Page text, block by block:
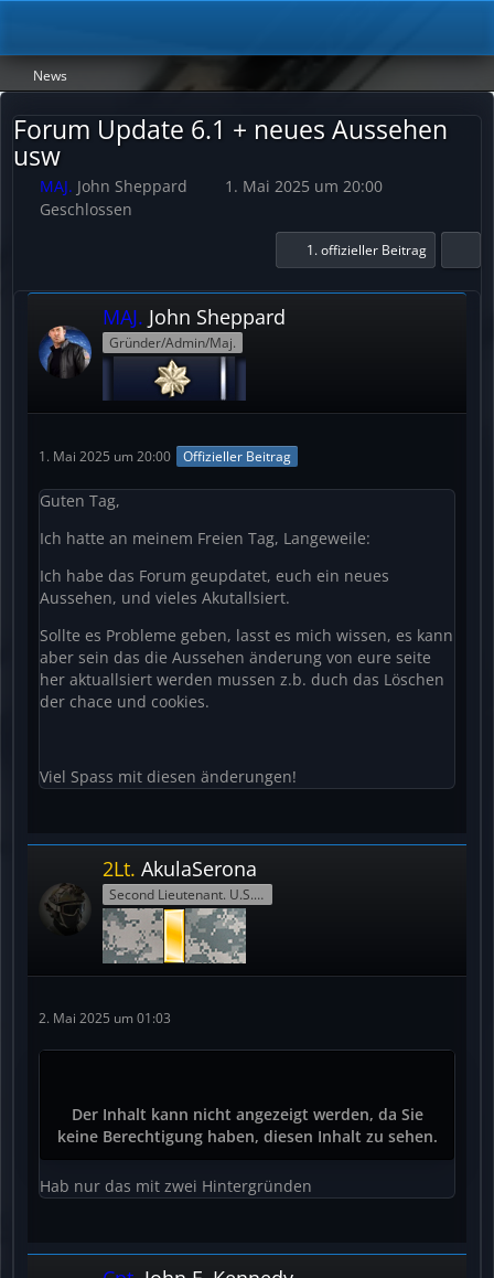
News
Forum Update 6.1 + neues Aussehen
usw
MAJ. John Sheppard
1. Mai 2025 um 20:00
Geschlossen
1. offizieller Beitrag
MAJ. John Sheppard
Gründer/Admin/Maj.
1. Mai 2025 um 20:00 Offizieller Beitrag
Guten Tag,
Ich hatte an meinem Freien Tag, Langeweile:
Ich habe das Forum geupdatet, euch ein neues
Aussehen, und vieles Akutallsiert.
Sollte es Probleme geben, lasst es mich wissen, es kann
aber sein das die Aussehen änderung von eure seite
her aktuallsiert werden mussen z.b. duch das Löschen
der chace und cookies.
Viel Spass mit diesen änderungen!
2Lt. AkulaSerona
Second Lieutenant. U.S.Army
2. Mai 2025 um 01:03
Der Inhalt kann nicht angezeigt werden, da Sie
keine Berechtigung haben, diesen Inhalt zu sehen.
Hab nur das mit zwei Hintergründen